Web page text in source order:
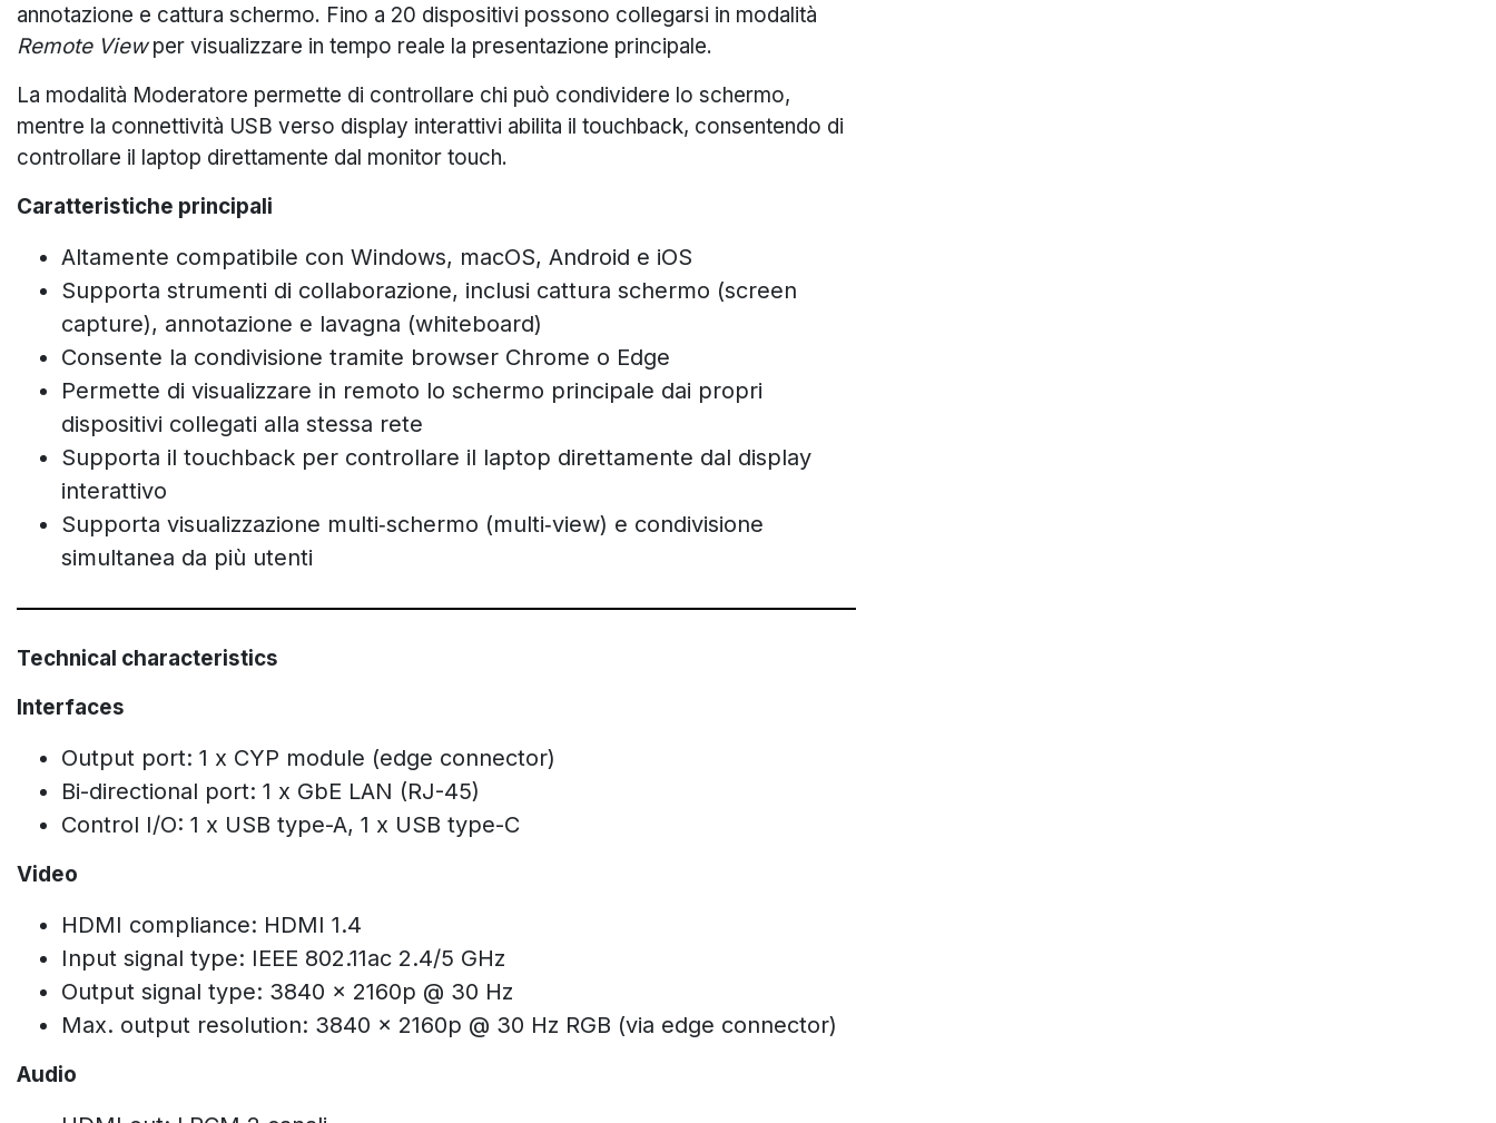
annotazione e cattura schermo. Fino a 20 dispositivi possono collegarsi in modalità
Remote Viewper visualizzare in tempo reale la presentazione principale.
La modalità Moderatore permette di controllare chi può condividere lo schermo,
mentre la connettività USB verso display interattivi abilita il touchback, consentendo di
controllare il laptop direttamente dal monitor touch.
Caratteristiche principali
Altamente compatibile con Windows, macOS, Android e iOS
Supporta strumenti di collaborazione, inclusi cattura schermo (screen
capture), annotazione e lavagna (whiteboard)
Consente la condivisione tramite browser Chrome o Edge
Permette di visualizzare in remoto lo schermo principale dai propri
dispositivi collegati alla stessa rete
Supporta il touchback per controllare il laptop direttamente dal display
interattivo
Supporta visualizzazione multi‑schermo (multi‑view) e condivisione
simultanea da più utenti
Technical characteristics
Interfaces
Output port: 1 x CYP module (edge connector)
Bi-directional port: 1 x GbE LAN (RJ-45)
Control I/O: 1 x USB type-A, 1 x USB type-C
Video
HDMI compliance: HDMI 1.4
Input signal type: IEEE 802.11ac 2.4/5 GHz
Output signal type: 3840 x 2160p @ 30 Hz
Max. output resolution: 3840 x 2160p @ 30 Hz RGB (via edge connector)
Audio